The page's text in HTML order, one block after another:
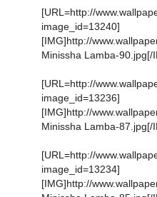
[URL=http://
image_id=13240]
[IMG]http://
Minissha Lamba-90.jpg[/
[URL=http://
image_id=13236]
[IMG]http://
Minissha Lamba-87.jpg[/
[URL=http://
image_id=13234]
[IMG]http://